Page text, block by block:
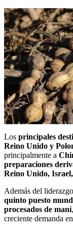
Los principales
Reino Unido y
principalmente a
preparaciones
Reino Unido,
Además del
quinto puesto
procesados de maní
creciente demanda